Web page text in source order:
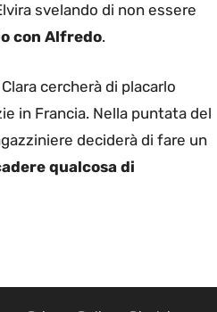
svelando di non essere
con Alfredo.
Clara cercherà di placarlo
in Francia. Nella puntata del
deciderà di fare un
qualcosa di